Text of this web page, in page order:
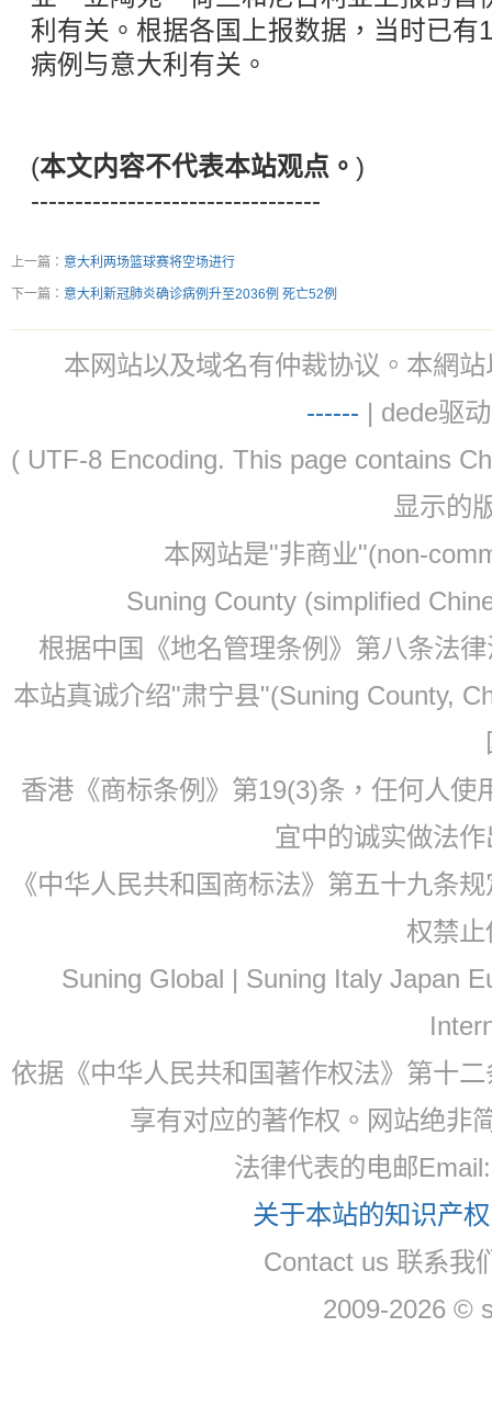
利有关。根据各国上报数据，当时已有
病例与意大利有关。
(本文内容不代表本站观点。 )
---------------------------------
上一篇： 意大利两场篮球赛将空场进行
下一篇： 意大利新冠肺炎确诊病例升至2036例 死亡52例
本网站以及域名有仲裁协议。本網
------ | dede驱
( UTF-8 Encoding. This page contains
显示的
本网站是"非商业"(non-
Suning County (simplified
根据中国《地名管理条例》第八条法
本站真诚介绍"肃宁县"(Suning County,
香港《商标条例》第19(3)条，任何人
宜中的诚实做法
《中华人民共和国商标法》第五十九条
权禁
Suning Global | Suning Italy Japan
依据《中华人民共和国著作权法》第十
享有对应的著作权。网站绝非
法律代表的电邮
关于本站的知识产
Contact us 联系我
2009-2026 ©